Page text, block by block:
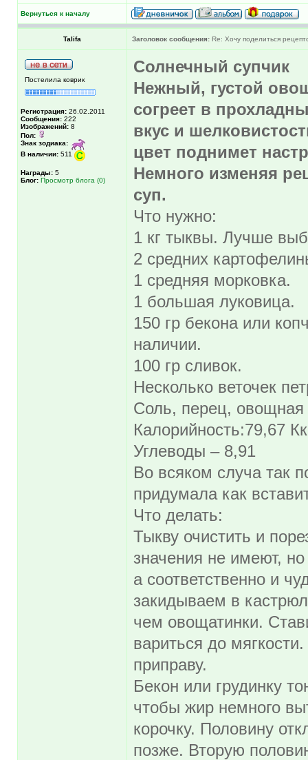
Вернуться к началу
Talifa Заголовок сообщения: Re: Хочу поделиться
Постелила коврик
Регистрация: 26.02.2011
Сообщения: 222
Изображений: 8
Пол:
Знак зодиака:
В наличии: 511
Награды: 5
Блог: Просмотр блога (0)
Солнечный супчик
Нежный, густой
согреет в
вкус и
цвет поднимет
Немного изменяя
суп.
Что нужно:
1 кг тыквы. Лучше
2 средних
1 средняя морковка.
1 большая луковица.
150 гр бекона или
наличии.
100 гр сливок.
Несколько веточек
Соль, перец, овощная
Калорийность:79,67
Углеводы – 8,91
Во всяком случа так
придумала как
Что делать:
Тыкву очистить и
значения не имеют,
а соответственно и
закидываем в
чем овощатинки.
вариться до
приправу.
Бекон или грудинку
чтобы жир немного
корочку. Половину
позже. Вторую